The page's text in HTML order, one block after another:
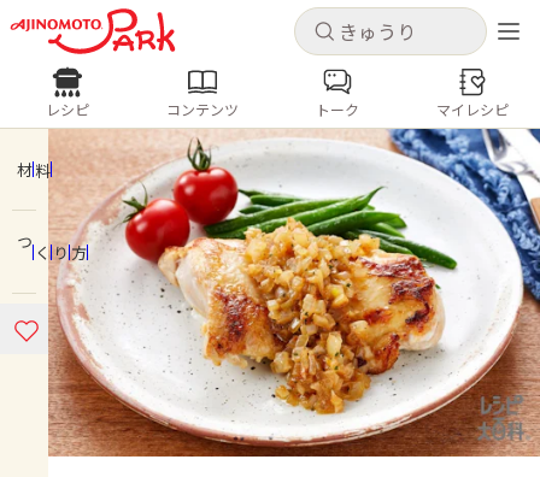
キャンセル
ログインするとレシピを保存できます
ログイン 新規登録
ホーム
コンテンツ
レシピ
キャンセル
レシピ コンテンツ
人気の食材・レシピ
きゅうり なす トマト
とうもろこし
ピーマン
みょうが ゴーヤ
レシピ コンテンツ トーク マイレシピ
材料
つくり方